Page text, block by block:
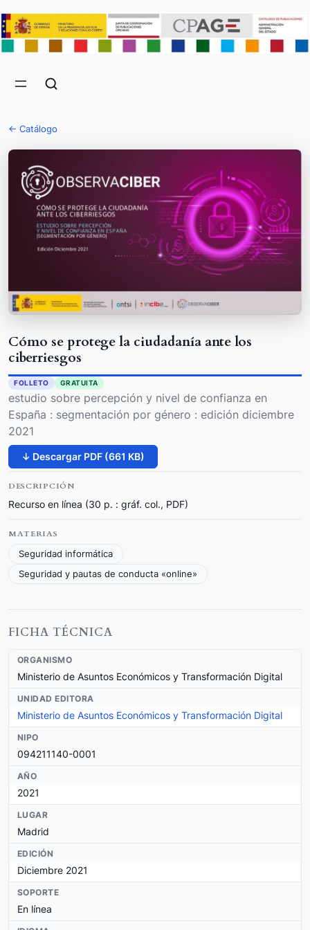
← Catálogo
Cómo se protege la ciudadanía ante los
ciberriesgos
FOLLETO GRATUITA
estudio sobre percepción y nivel de confianza en
España : segmentación por género : edición diciembre
2021
↓ Descargar PDF (661 KB)
DESCRIPCIÓN
Recurso en línea (30 p. : gráf. col., PDF)
MATERIAS
Seguridad informática
Seguridad y pautas de conducta «online»
FICHA TÉCNICA
ORGANISMO
Ministerio de Asuntos Económicos y Transformación Digital
UNIDAD EDITORA
Ministerio de Asuntos Económicos y Transformación Digital
NIPO
094211140-0001
AÑO
2021
LUGAR
Madrid
EDICIÓN
Diciembre 2021
SOPORTE
En línea